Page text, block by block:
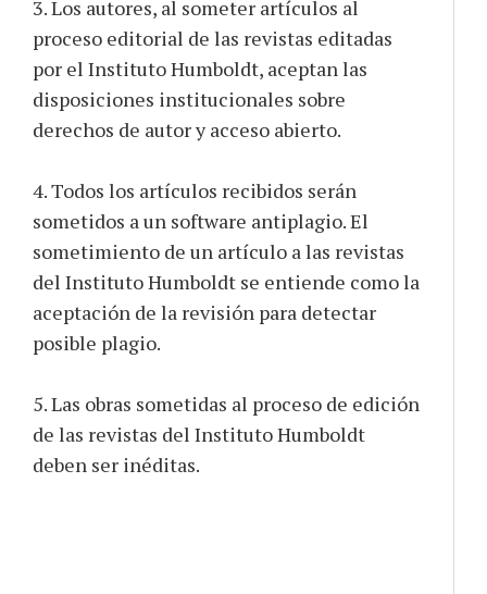
3. Los autores, al someter artículos al
proceso editorial de las revistas editadas
por el Instituto Humboldt, aceptan las
disposiciones institucionales sobre
derechos de autor y acceso abierto.
4. Todos los artículos recibidos serán
sometidos a un software antiplagio. El
sometimiento de un artículo a las revistas
del Instituto Humboldt se entiende como la
aceptación de la revisión para detectar
posible plagio.
5. Las obras sometidas al proceso de edición
de las revistas del Instituto Humboldt
deben ser inéditas.